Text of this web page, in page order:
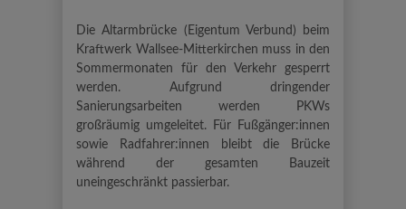
Die Altarmbrücke (Eigentum Verbund) beim
Kraftwerk Wallsee-Mitterkirchen muss in den
Sommermonaten für den Verkehr gesperrt
werden. Aufgrund dringender
Sanierungsarbeiten werden PKWs
großräumig umgeleitet. Für Fußgänger:innen
sowie Radfahrer:innen bleibt die Brücke
während der gesamten Bauzeit
uneingeschränkt passierbar.